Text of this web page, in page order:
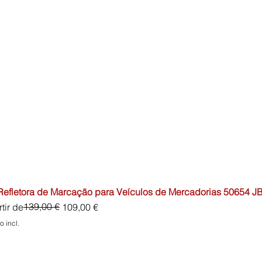
de Marcação para Veículos de Mercadorias 50654
de
normal139,00 € 109,00 €
promocional
incl.